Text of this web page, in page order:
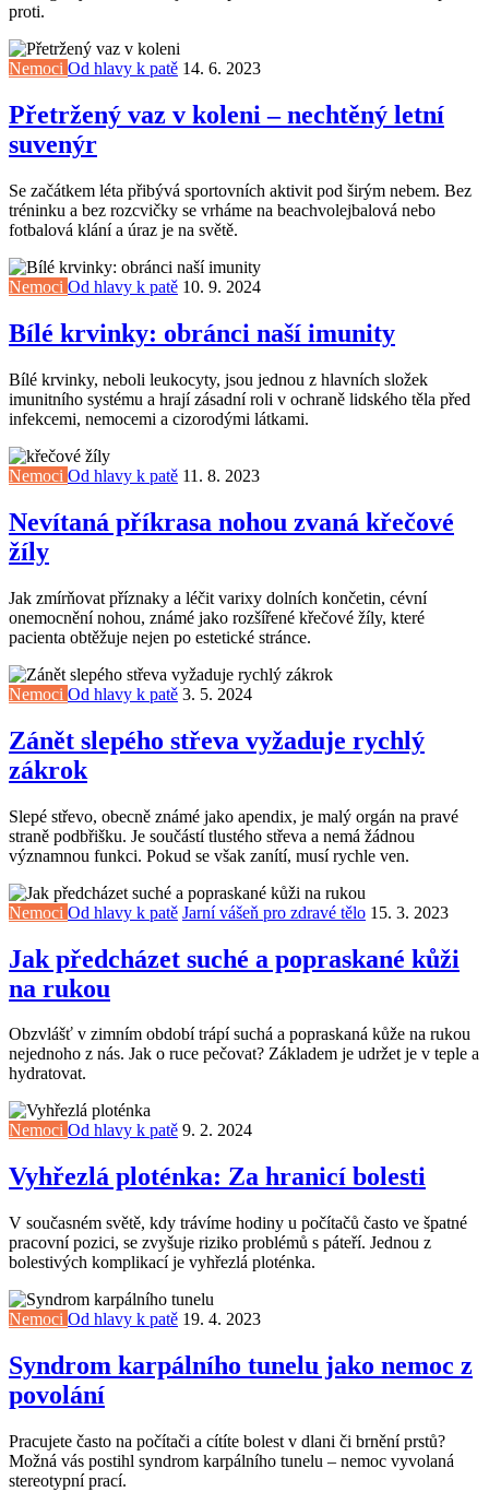
proti.
Nemoci Od hlavy k patě 14. 6. 2023
Přetržený vaz v koleni – nechtěný letní
suvenýr
Se začátkem léta přibývá sportovních aktivit pod širým nebem. Bez
tréninku a bez rozcvičky se vrháme na beachvolejbalová nebo
fotbalová klání a úraz je na světě.
Nemoci Od hlavy k patě 10. 9. 2024
Bílé krvinky: obránci naší imunity
Bílé krvinky, neboli leukocyty, jsou jednou z hlavních složek
imunitního systému a hrají zásadní roli v ochraně lidského těla před
infekcemi, nemocemi a cizorodými látkami.
Nemoci Od hlavy k patě 11. 8. 2023
Nevítaná příkrasa nohou zvaná křečové
žíly
Jak zmírňovat příznaky a léčit varixy dolních končetin, cévní
onemocnění nohou, známé jako rozšířené křečové žíly, které
pacienta obtěžuje nejen po estetické stránce.
Nemoci Od hlavy k patě 3. 5. 2024
Zánět slepého střeva vyžaduje rychlý
zákrok
Slepé střevo, obecně známé jako apendix, je malý orgán na pravé
straně podbřišku. Je součástí tlustého střeva a nemá žádnou
významnou funkci. Pokud se však zanítí, musí rychle ven.
Nemoci Od hlavy k patě Jarní vášeň pro zdravé tělo 15. 3. 2023
Jak předcházet suché a popraskané kůži
na rukou
Obzvlášť v zimním období trápí suchá a popraskaná kůže na rukou
nejednoho z nás. Jak o ruce pečovat? Základem je udržet je v teple a
hydratovat.
Nemoci Od hlavy k patě 9. 2. 2024
Vyhřezlá ploténka: Za hranicí bolesti
V současném světě, kdy trávíme hodiny u počítačů často ve špatné
pracovní pozici, se zvyšuje riziko problémů s páteří. Jednou z
bolestivých komplikací je vyhřezlá ploténka.
Nemoci Od hlavy k patě 19. 4. 2023
Syndrom karpálního tunelu jako nemoc z
povolání
Pracujete často na počítači a cítíte bolest v dlani či brnění prstů?
Možná vás postihl syndrom karpálního tunelu – nemoc vyvolaná
stereotypní prací.